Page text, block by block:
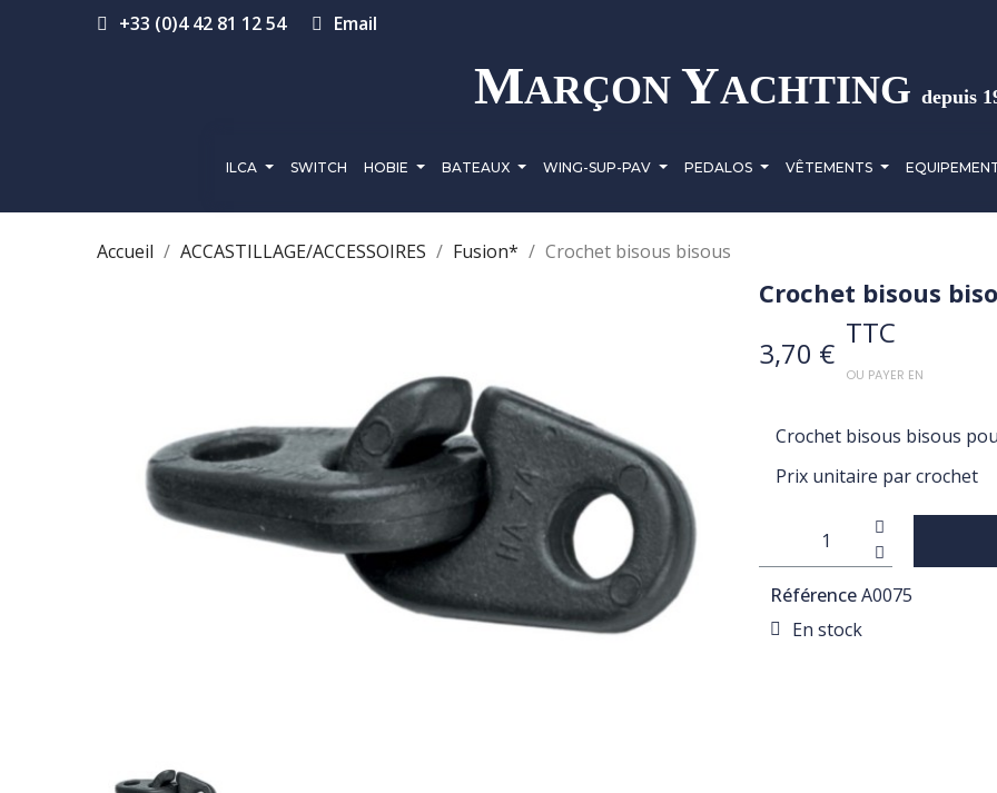
+33 (0)4 42 81 12 54 Email
MARÇON YACHTING depuis
ILCA SWITCH HOBIE BATEAUX WING-SUP-PAV PEDALOS VÊTEMENTS
Accueil ACCASTILLAGE/ACCESSOIRES Fusion* Crochet bisous bisous
Crochet bisous
3,70 €
TTC
OU PAYER EN
Crochet bisous bisous
Prix unitaire par crochet
RéférenceA0075
En stock